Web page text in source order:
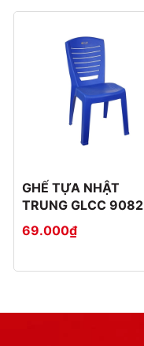
GHẾ TỰA NHẬT
TRUNG GLCC 9082
69.000₫